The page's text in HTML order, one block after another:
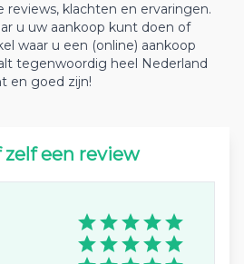
reviews, klachten en ervaringen.
u uw aankoop kunt doen of
waar u een (online) aankoop
tegenwoordig heel Nederland
en goed zijn!
zelf een review